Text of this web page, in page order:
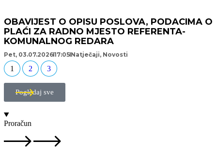
OBAVIJEST O OPISU POSLOVA, PODACIMA O
PLAĆI ZA RADNO MJESTO REFERENTA-
KOMUNALNOG REDARA
Pet, 03.07.202617:05 Natječaji, Novosti
1 2 3
Pogledaj sve
Proračun